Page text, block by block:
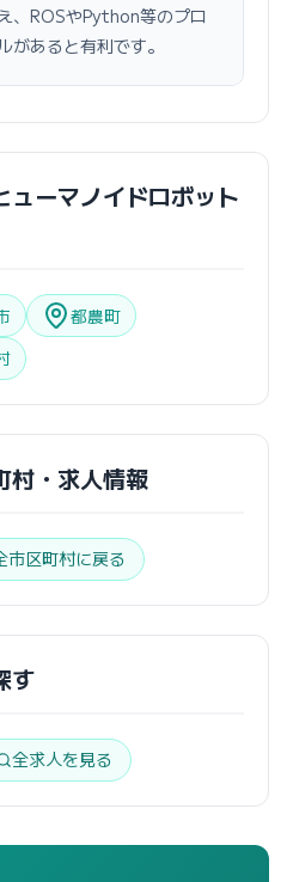
、ROSやPython等のプロ
があると有利です。
ューマノイドロボット
都農町
村・求人情報
市区町村に戻る
す
全求人を見る